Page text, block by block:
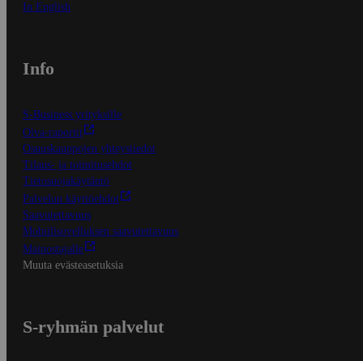
In English
Info
S-Business yrityksille
Oiva-raportit
Osuuskauppojen yhteystiedot
Tilaus- ja toimitusehdot
Tietosuojakäytäntö
Palvelun käyttöehdot
Saavutettavuus
Mobiilisovelluksen saavutettavuus
Mainostajalle
Muuta evästeasetuksia
S-ryhmän palvelut